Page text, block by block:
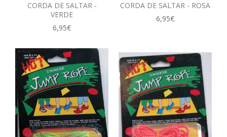
CORDA DE SALTAR -
VERDE
6,95€
CORDA DE SALTAR - ROSA
6,95€